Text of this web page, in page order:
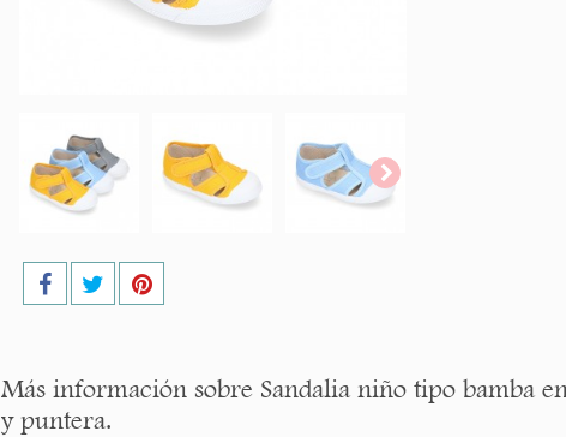
Más información sobre Sandalia niño tipo bamba
y puntera.